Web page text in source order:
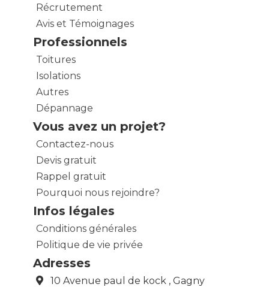
Récrutement
Avis et Témoignages
Professionnels
Toitures
Isolations
Autres
Dépannage
Vous avez un projet?
Contactez-nous
Devis gratuit
Rappel gratuit
Pourquoi nous rejoindre?
Infos légales
Conditions générales
Politique de vie privée
Adresses
10 Avenue paul de kock , Gagny